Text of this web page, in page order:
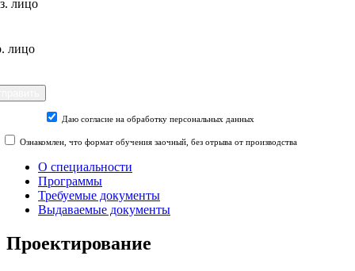
лицо
лицо
Даю согласие на обработку персональных данных
Ознакомлен, что формат обучения заочный, без отрыва от производства
О специальности
Программы
Требуемые документы
Выдаваемые документы
Проектирование